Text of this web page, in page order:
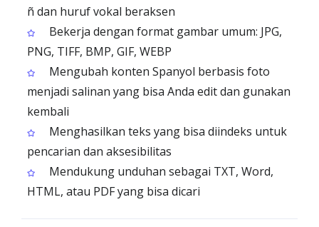
ñ dan huruf vokal beraksen
Bekerja dengan format gambar umum: JPG,
PNG, TIFF, BMP, GIF, WEBP
Mengubah konten Spanyol berbasis foto
menjadi salinan yang bisa Anda edit dan gunakan
kembali
Menghasilkan teks yang bisa diindeks untuk
pencarian dan aksesibilitas
Mendukung unduhan sebagai TXT, Word,
HTML, atau PDF yang bisa dicari